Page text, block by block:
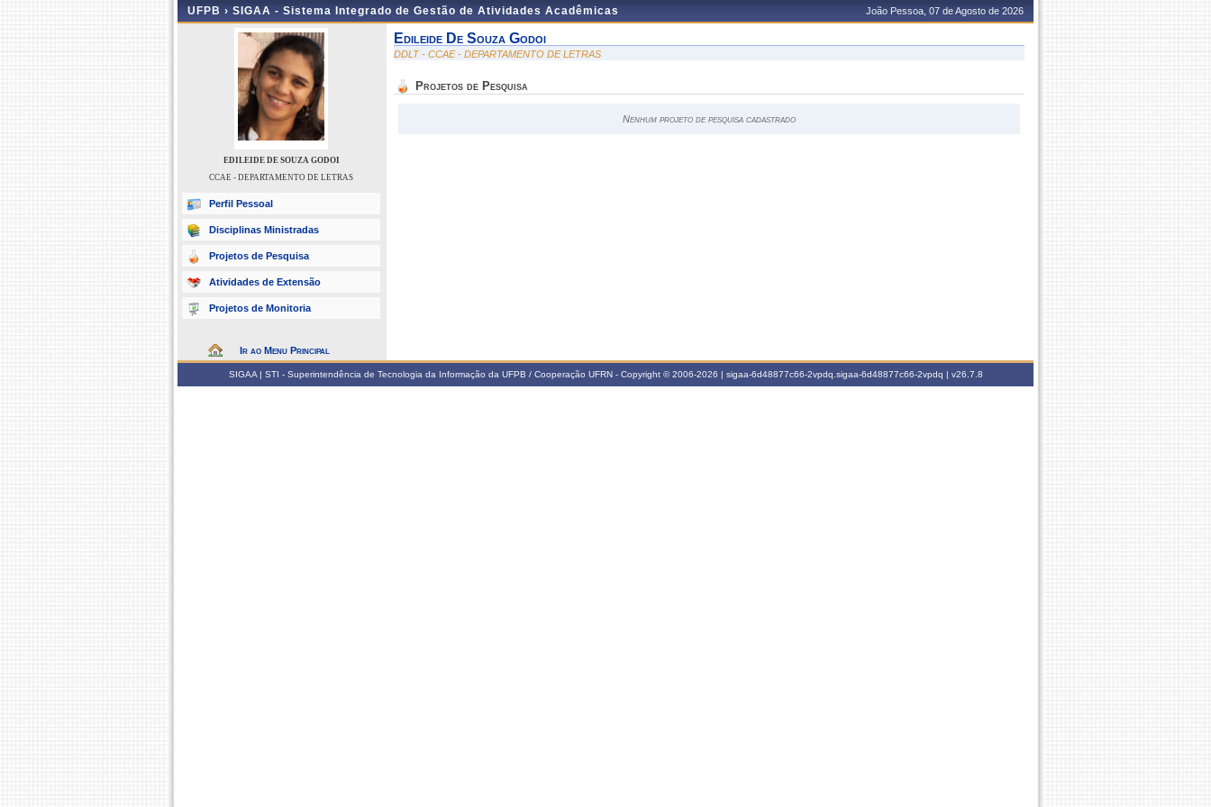
UFPB › SIGAA - Sistema Integrado de Gestão de Atividades Acadêmicas João Pessoa, 07 de Agosto de 2026
EDILEIDE DE SOUZA GODOI
CCAE - DEPARTAMENTO DE LETRAS
Perfil Pessoal
Disciplinas Ministradas
Projetos de Pesquisa
Atividades de Extensão
Projetos de Monitoria
Ir ao Menu Principal
Edileide De Souza Godoi
DDLT - CCAE - DEPARTAMENTO DE LETRAS
Projetos de Pesquisa
Nenhum projeto de pesquisa cadastrado
SIGAA | STI - Superintendência de Tecnologia da Informação da UFPB / Cooperação UFRN - Copyright © 2006-2026 | sigaa-6d48877c66-2vpdq.sigaa-6d48877c66-2vpdq | v26.7.8